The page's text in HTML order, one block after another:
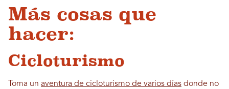
Más cosas que
hacer:
Cicloturismo
Toma un aventura de cicloturismo de varios días donde no